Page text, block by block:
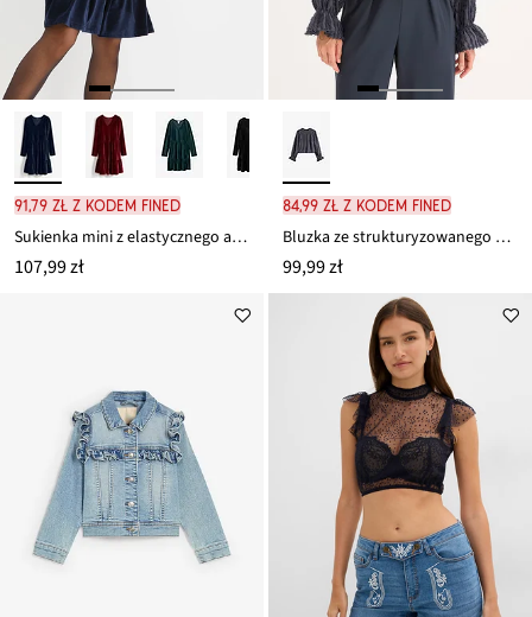
91,79 zł z kodem FINED
Sukienka mini z elastycznego aksamitu
107,99 zł
84,99 zł z kodem FINED
Bluzka ze strukturyzowanego materiału
99,99 zł